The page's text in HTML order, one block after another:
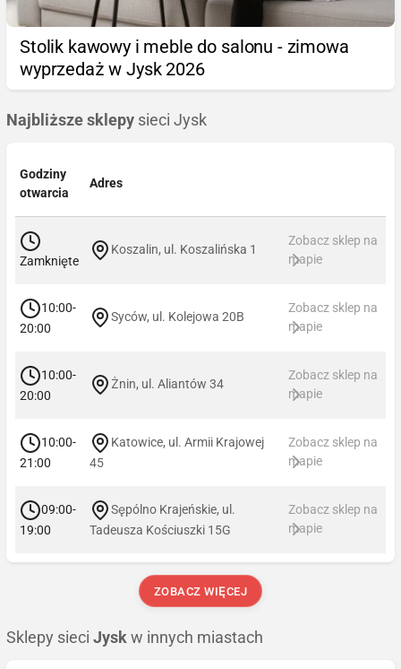
Stolik kawowy i meble do salonu - zimowa
wyprzedaż w Jysk 2026
Najbliższe sklepy sieci Jysk
Godziny
otwarcia
Adres
Zamknięte
Koszalin, ul. Koszalińska 1
Zobacz sklep na
mapie
10:00-
20:00
Syców, ul. Kolejowa 20B
Zobacz sklep na
mapie
10:00-
20:00
Żnin, ul. Aliantów 34
Zobacz sklep na
mapie
10:00-
21:00
Katowice, ul. Armii Krajowej
45
Zobacz sklep na
mapie
09:00-
19:00
Sępólno Krajeńskie, ul.
Tadeusza Kościuszki 15G
Zobacz sklep na
mapie
ZOBACZ WIĘCEJ
Sklepy sieci Jysk w innych miastach